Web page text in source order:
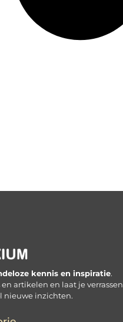
kennis en inspiratie.
artikelen en laat je verrassen
nieuwe inzichten.